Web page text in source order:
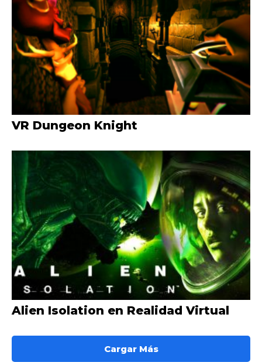
VR Dungeon Knight
Alien Isolation en Realidad Virtual
Cargar Más